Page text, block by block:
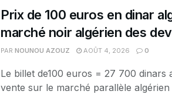
Prix de 100 euros en dinar
marché noir algérien des
PAR NOUNOU AZOUZ AOÛT 4, 2026 0
Le billet de100 euros = 27 700 dinars
vente sur le marché parallèle algérien